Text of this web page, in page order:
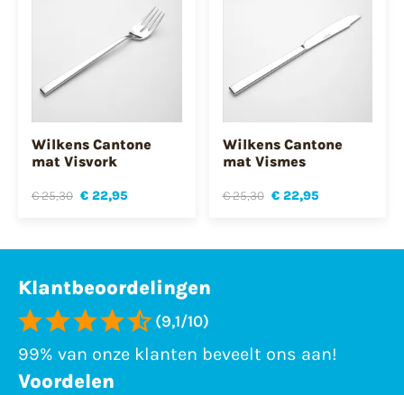
Wilkens Cantone
mat Visvork
€ 25,30 € 22,95
Wilkens Cantone
mat Vismes
€ 25,30 € 22,95
Klantbeoordelingen
(9,1/10)
99% van onze klanten beveelt ons aan!
Voordelen